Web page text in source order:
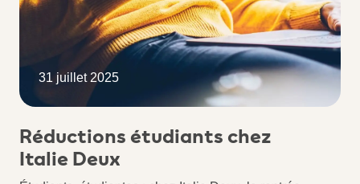
31 juillet 2025
Réductions étudiants chez
Italie Deux